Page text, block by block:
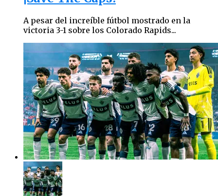
A pesar del increíble fútbol mostrado en la
victoria 3-1 sobre los Colorado Rapids...